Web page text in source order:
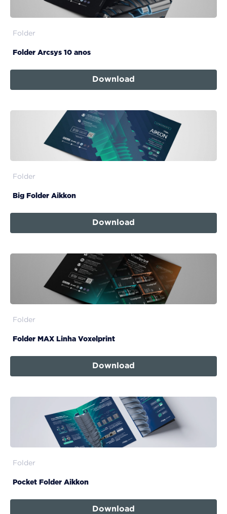
Folder
Folder Arcsys 10 anos
Download
Folder
Big Folder Aikkon
Download
Folder
Folder MAX Linha Voxelprint
Download
Folder
Pocket Folder Aikkon
Download